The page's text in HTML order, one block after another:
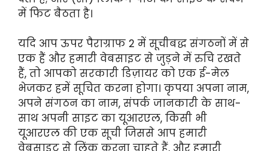
में फिट बैठता है।
यदि आप ऊपर पैराग्राफ 2 में सूचीबद्ध संगठनों में से
एक हैं और हमारी वेबसाइट से जुड़ने में रुचि रखते
हैं, तो आपको सरकारी डिज़ायर को एक ई-मेल
भेजकर हमें सूचित करना होगा। कृपया अपना नाम,
अपने संगठन का नाम, संपर्क जानकारी के साथ-
साथ अपनी साइट का यूआरएल, किसी भी
यूआरएल की एक सूची जिससे आप हमारी
वेबसाइट से लिंक करना चाहते हैं, और हमारी